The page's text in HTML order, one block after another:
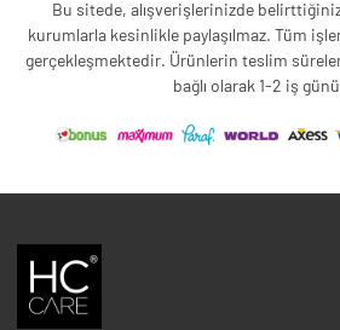
Bu sitede, alışverişlerinizde
kurumlarla kesinlikle paylaşılmaz. Tüm
gerçekleşmektedir. Ürünlerin teslim
bağlı olarak 1-2 iş